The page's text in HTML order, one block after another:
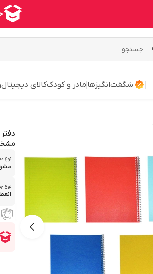
شگفت‌انگیزها مادر و کودککالای دیجیتال
دفتر مشق 100
نوع
نوع